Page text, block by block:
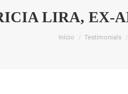
LIRA, EX-
Você está aqui:
Início Testimonials